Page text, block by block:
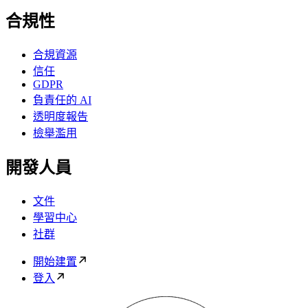
合規性
合規資源
信任
GDPR
負責任的 AI
透明度報告
檢舉濫用
開發人員
文件
學習中心
社群
開始建置
登入